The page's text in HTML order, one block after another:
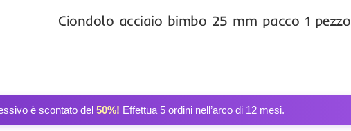
Ciondolo acciaio bimbo 25 mm pacco 1 pezzo
è scontato del 50%! Effettua 5 ordini nell’arco di 12 mesi.